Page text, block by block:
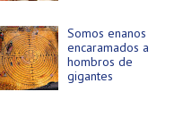
Somos enanos
encaramados a
hombros de
gigantes